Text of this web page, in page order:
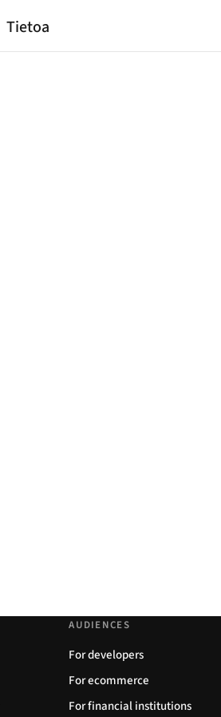
Tietoa
AUDIENCES
For developers
For ecommerce
For financial institutions